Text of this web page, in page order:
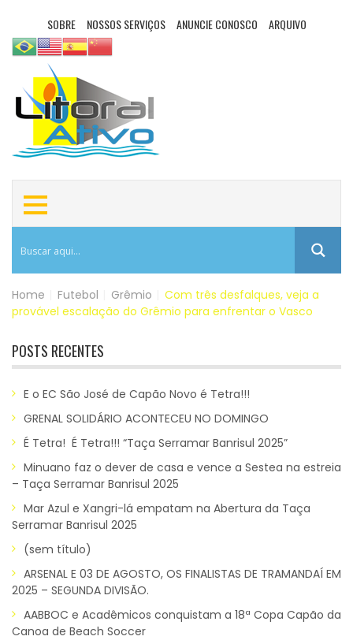
SOBRE NOSSOS SERVIÇOS ANUNCIE CONOSCO ARQUIVO
Home Futebol Grêmio
Com três desfalques, veja a
provável escalação do Grêmio para enfrentar o Vasco
POSTS RECENTES
E o EC São José de Capão Novo é Tetra!!!
GRENAL SOLIDÁRIO ACONTECEU NO DOMINGO
É Tetra! É Tetra!!! “Taça Serramar Banrisul 2025”
Minuano faz o dever de casa e vence a Sestea na estreia
– Taça Serramar Banrisul 2025
Mar Azul e Xangri-lá empatam na Abertura da Taça
Serramar Banrisul 2025
(sem título)
ARSENAL E 03 DE AGOSTO, OS FINALISTAS DE TRAMANDAÍ EM
2025 – SEGUNDA DIVISÃO.
AABBOC e Acadêmicos conquistam a 18ª Copa Capão da
Canoa de Beach Soccer